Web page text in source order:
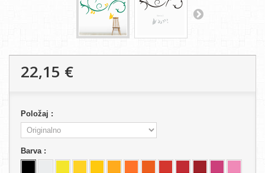
22,15 €
Položaj :
Barva :